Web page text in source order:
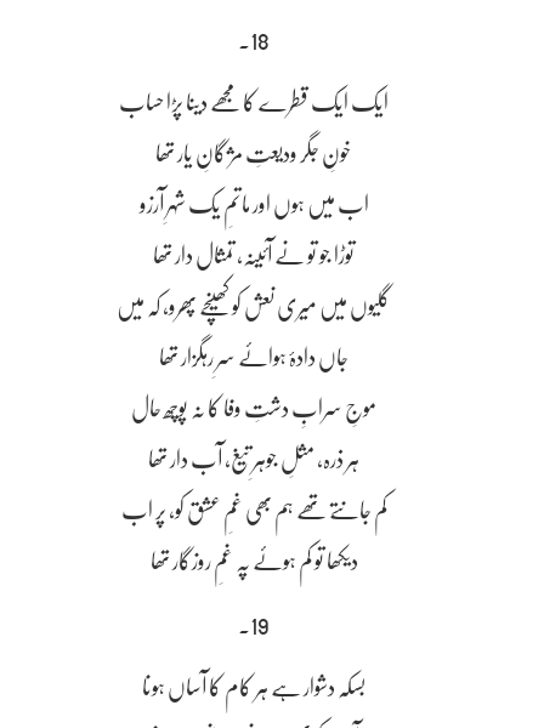
18۔
ایک ایک قطرے کا مجھے دینا پڑا حساب
خونِ جگر ودیعتِ مژگانِ یار تھا
اب میں ہوں اور ماتمِ یک شہرِ آرزو
توڑا جو تو نے آئینہ، تمثال دار تھا
گلیوں میں میری نعش کو کھینچے پھرو، کہ میں
جاں دادۂ ہوائے سرِ رہگزار تھا
موجِ سرابِ دشتِ وفا کا نہ پوچھ حال
ہر ذرہ، مثلِ جوہرِ تیغ، آب دار تھا
کم جانتے تھے ہم بھی غمِ عشق کو، پر اب
دیکھا تو کم ہوئے پہ غمِ روزگار تھا
19۔
بسکہ دشوار ہے ہر کام کا آساں ہونا